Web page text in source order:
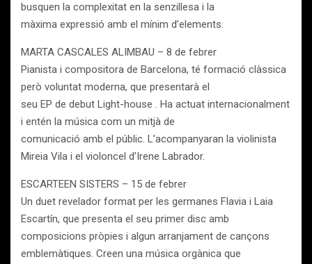
busquen la complexitat en la senzillesa i la
màxima expressió amb el mínim d’elements.
MARTA CASCALES ALIMBAU – 8 de febrer
Pianista i compositora de Barcelona, té formació clàssica
però voluntat moderna, que presentarà el
seu EP de debut Light-house . Ha actuat internacionalment
i entén la música com un mitjà de
comunicació amb el públic. L’acompanyaran la violinista
Mireia Vila i el violoncel d’Irene Labrador.
ESCARTEEN SISTERS – 15 de febrer
Un duet revelador format per les germanes Flavia i Laia
Escartín, que presenta el seu primer disc amb
composicions pròpies i algun arranjament de cançons
emblemàtiques. Creen una música orgànica que